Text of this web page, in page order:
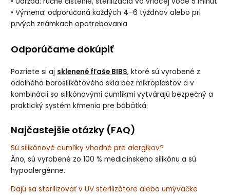
• Výmena: odporúčaná každých 4–6 týždňov alebo pri
prvých známkach opotrebovania
Odporúčame dokúpiť
Pozriete si aj sklenené fľaše BIBS, ktoré sú vyrobené z
odolného borosilikátového skla bez mikroplastov a v
kombinácii so silikónovými cumlíkmi vytvárajú bezpečný a
praktický systém kŕmenia pre bábätká.
Najčastejšie otázky (FAQ)
Sú silikónové cumlíky vhodné pre alergikov?
Áno, sú vyrobené zo 100 % medicínskeho silikónu a sú
hypoalergénne.
Dajú sa sterilizovať v UV sterilizátore alebo umývačke